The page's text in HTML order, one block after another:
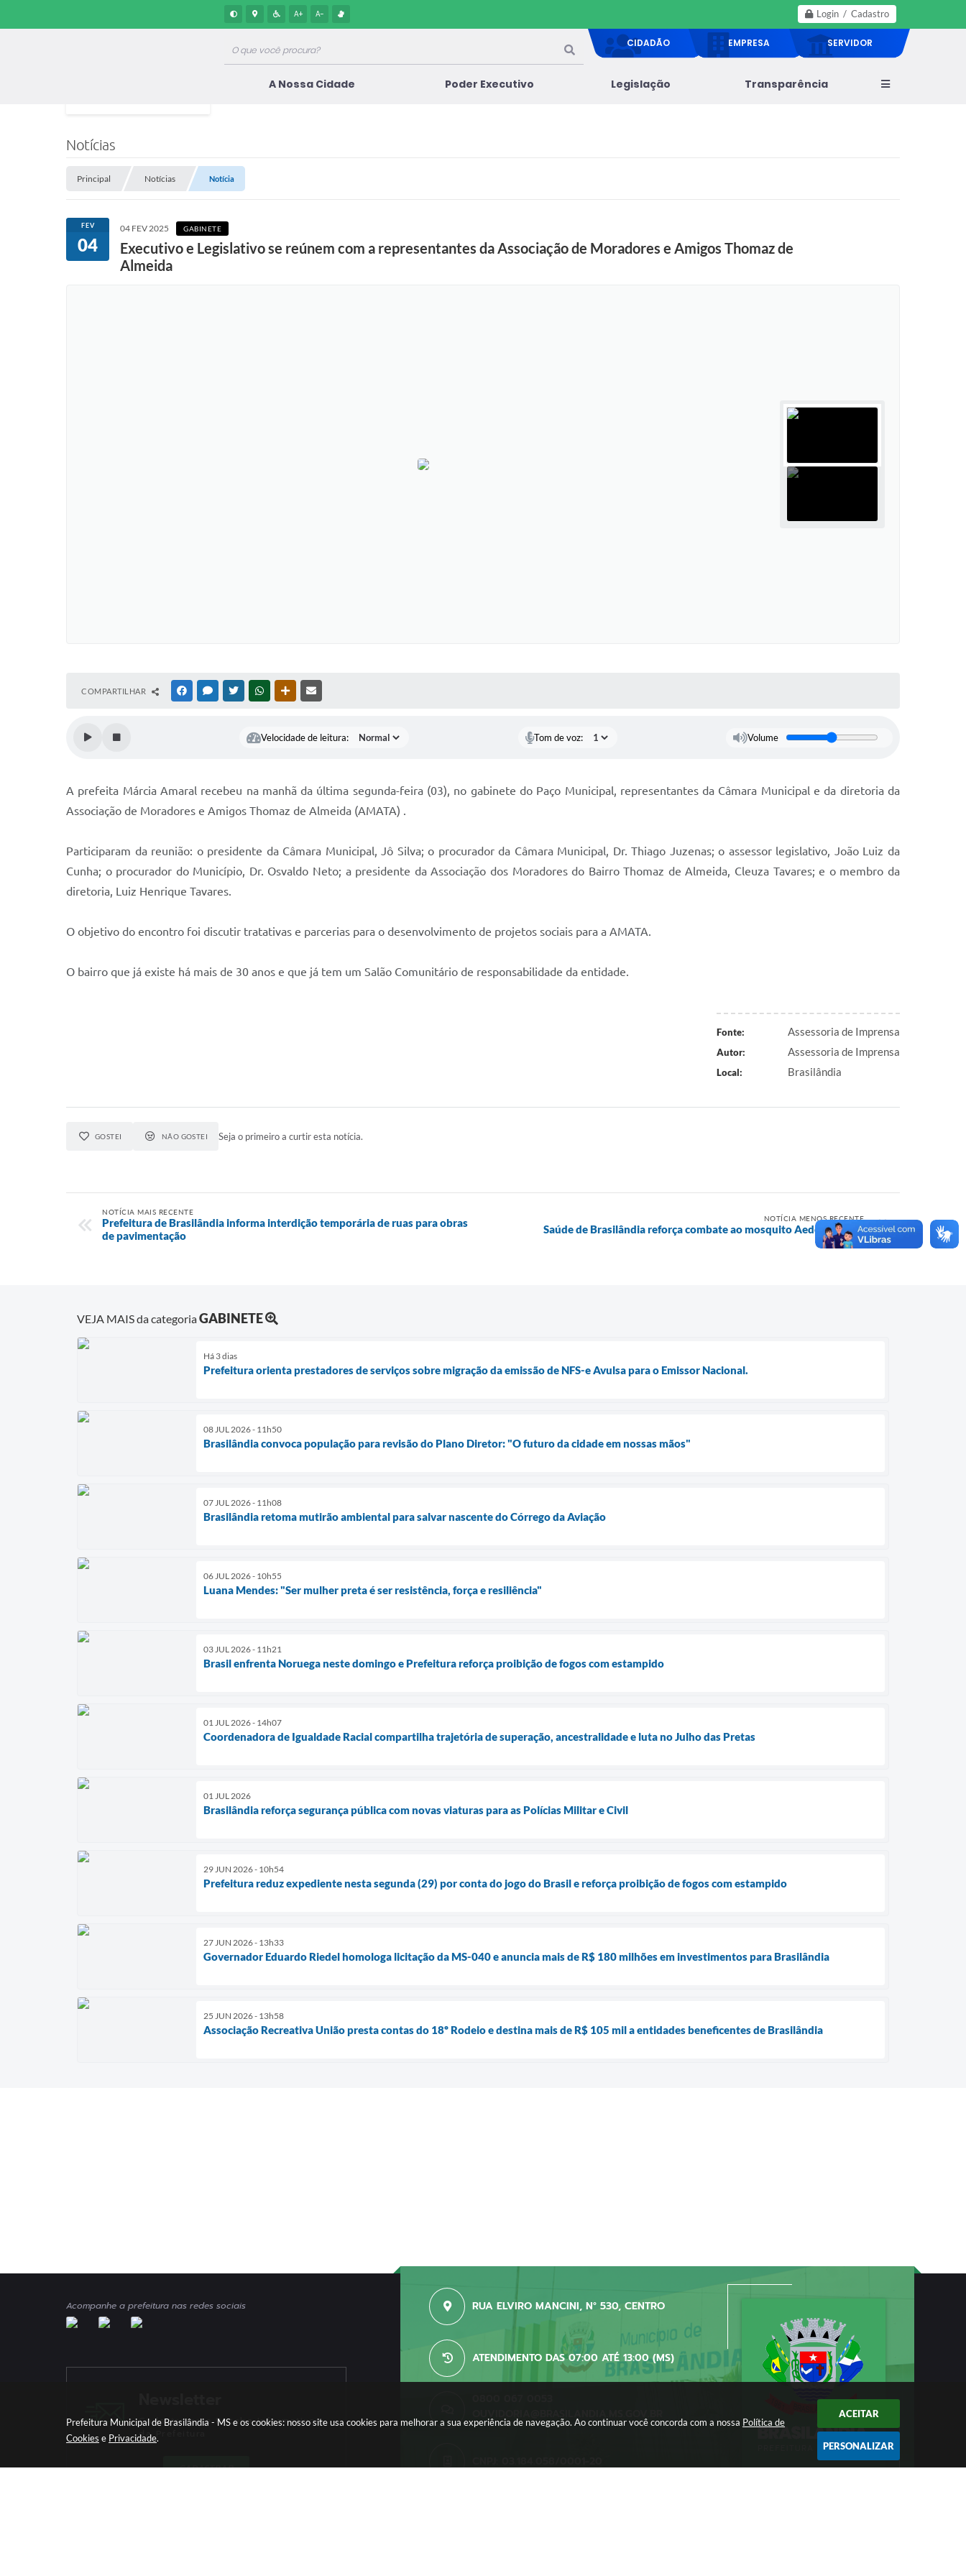
Prefeitura Municipal de Brasilândia - MS e os cookies: nosso site usa cookies para melhorar a sua experiência de navegação. Ao continuar você concorda com a nossa Política de
Cookies e Privacidade.
ACEITAR
PERSONALIZAR
Login / Cadastro
A+ A-
CIDADÃO EMPRESA SERVIDOR
A Nossa Cidade Poder Executivo Legislação Transparência
Notícias
Principal Notícias Notícia
FEV
04
04 FEV 2025 GABINETE
Executivo e Legislativo se reúnem com a representantes da Associação de Moradores e Amigos Thomaz de
Almeida
COMPARTILHAR FACEBOOKMESSENGER
TWITTERWHATSAPPOUTRAS MÍDIAS
Velocidade de leitura: Tom de voz: Volume
A prefeita Márcia Amaral recebeu na manhã da última segunda-feira (03), no gabinete do Paço Municipal, representantes da Câmara Municipal e da diretoria da
Associação de Moradores e Amigos Thomaz de Almeida (AMATA) .
Participaram da reunião: o presidente da Câmara Municipal, Jô Silva; o procurador da Câmara Municipal, Dr. Thiago Juzenas; o assessor legislativo, João Luiz da
Cunha; o procurador do Município, Dr. Osvaldo Neto; a presidente da Associação dos Moradores do Bairro Thomaz de Almeida, Cleuza Tavares; e o membro da
diretoria, Luiz Henrique Tavares.
O objetivo do encontro foi discutir tratativas e parcerias para o desenvolvimento de projetos sociais para a AMATA.
O bairro que já existe há mais de 30 anos e que já tem um Salão Comunitário de responsabilidade da entidade.
Fonte: Assessoria de Imprensa
Autor: Assessoria de Imprensa
Local: Brasilândia
GOSTEI NÃO GOSTEI Seja o primeiro a curtir esta notícia.
NOTÍCIA MAIS RECENTE
Prefeitura de Brasilândia informa interdição temporária de ruas para obras
de pavimentação
NOTÍCIA MENOS RECENTE
Saúde de Brasilândia reforça combate ao mosquito Aedes aegypti
VEJA MAIS da categoriaGABINETE
Há 3 dias
Prefeitura orienta prestadores de serviços sobre migração da emissão de NFS-e Avulsa para o Emissor Nacional.
08 JUL 2026 - 11h50
Brasilândia convoca população para revisão do Plano Diretor: "O futuro da cidade em nossas mãos"
07 JUL 2026 - 11h08
Brasilândia retoma mutirão ambiental para salvar nascente do Córrego da Aviação
06 JUL 2026 - 10h55
Luana Mendes: "Ser mulher preta é ser resistência, força e resiliência"
03 JUL 2026 - 11h21
Brasil enfrenta Noruega neste domingo e Prefeitura reforça proibição de fogos com estampido
01 JUL 2026 - 14h07
Coordenadora de Igualdade Racial compartilha trajetória de superação, ancestralidade e luta no Julho das Pretas
01 JUL 2026
Brasilândia reforça segurança pública com novas viaturas para as Polícias Militar e Civil
29 JUN 2026 - 10h54
Prefeitura reduz expediente nesta segunda (29) por conta do jogo do Brasil e reforça proibição de fogos com estampido
27 JUN 2026 - 13h33
Governador Eduardo Riedel homologa licitação da MS-040 e anuncia mais de R$ 180 milhões em investimentos para Brasilândia
25 JUN 2026 - 13h58
Associação Recreativa União presta contas do 18º Rodeio e destina mais de R$ 105 mil a entidades beneficentes de Brasilândia
Acompanhe a prefeitura nas redes sociais
Cadastre-se e Receba Informativos
da Prefeitura
CADASTRAR
RUA ELVIRO MANCINI, N° 530, CENTRO
ATENDIMENTO DAS 07:00 ATÉ 13:00 (MS)